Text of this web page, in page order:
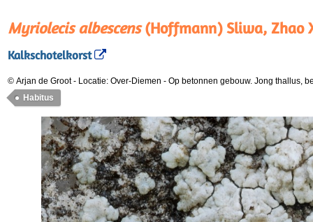
Myriolecis albescens(Hoffmann) Sliwa, Zhao
Kalkschotelkorst
© Arjan de Groot- Locatie: Over-Diemen - Op betonnen gebouw. Jong thallus,
Habitus